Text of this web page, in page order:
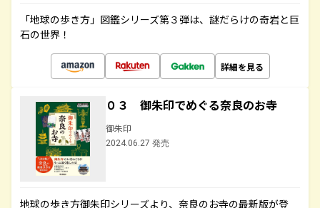
「地球の歩き方」図鑑シリーズ第３弾は、謎だらけの奇岩と巨
石の世界！
詳細を見る
０３ 御朱印でめぐる奈良のお寺
御朱印
2024.06.27 発売
地球の歩き方御朱印シリーズより、奈良のお寺の最新版が登